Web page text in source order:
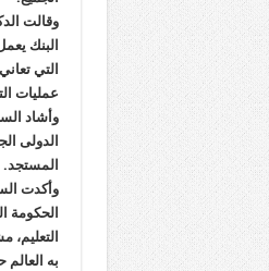
وقالت
البنك
التي
عمليات
وأشاد
الدولى
المستجد.
وأكدت
به